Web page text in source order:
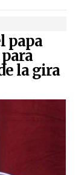
papa
la gira